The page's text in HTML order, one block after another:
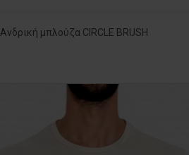
Ανδρική μπλούζα CIRCLE BRUSH